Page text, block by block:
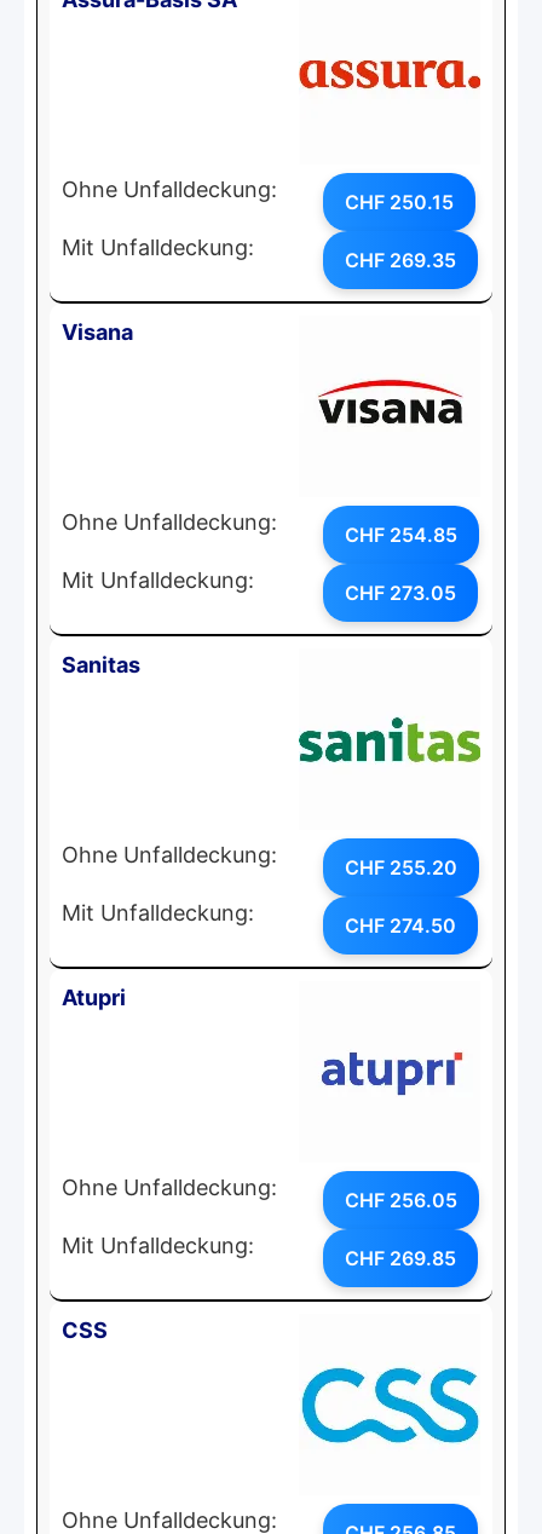
Ohne Unfalldeckung: CHF 250.15
Mit Unfalldeckung: CHF 269.35
Visana
Ohne Unfalldeckung: CHF 254.85
Mit Unfalldeckung: CHF 273.05
Sanitas
Ohne Unfalldeckung: CHF 255.20
Mit Unfalldeckung: CHF 274.50
Atupri
Ohne Unfalldeckung: CHF 256.05
Mit Unfalldeckung: CHF 269.85
CSS
Ohne Unfalldeckung: